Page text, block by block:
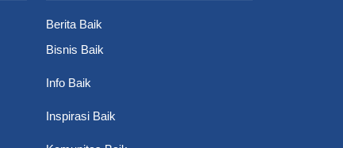
Berita Baik
Bisnis Baik
Info Baik
Inspirasi Baik